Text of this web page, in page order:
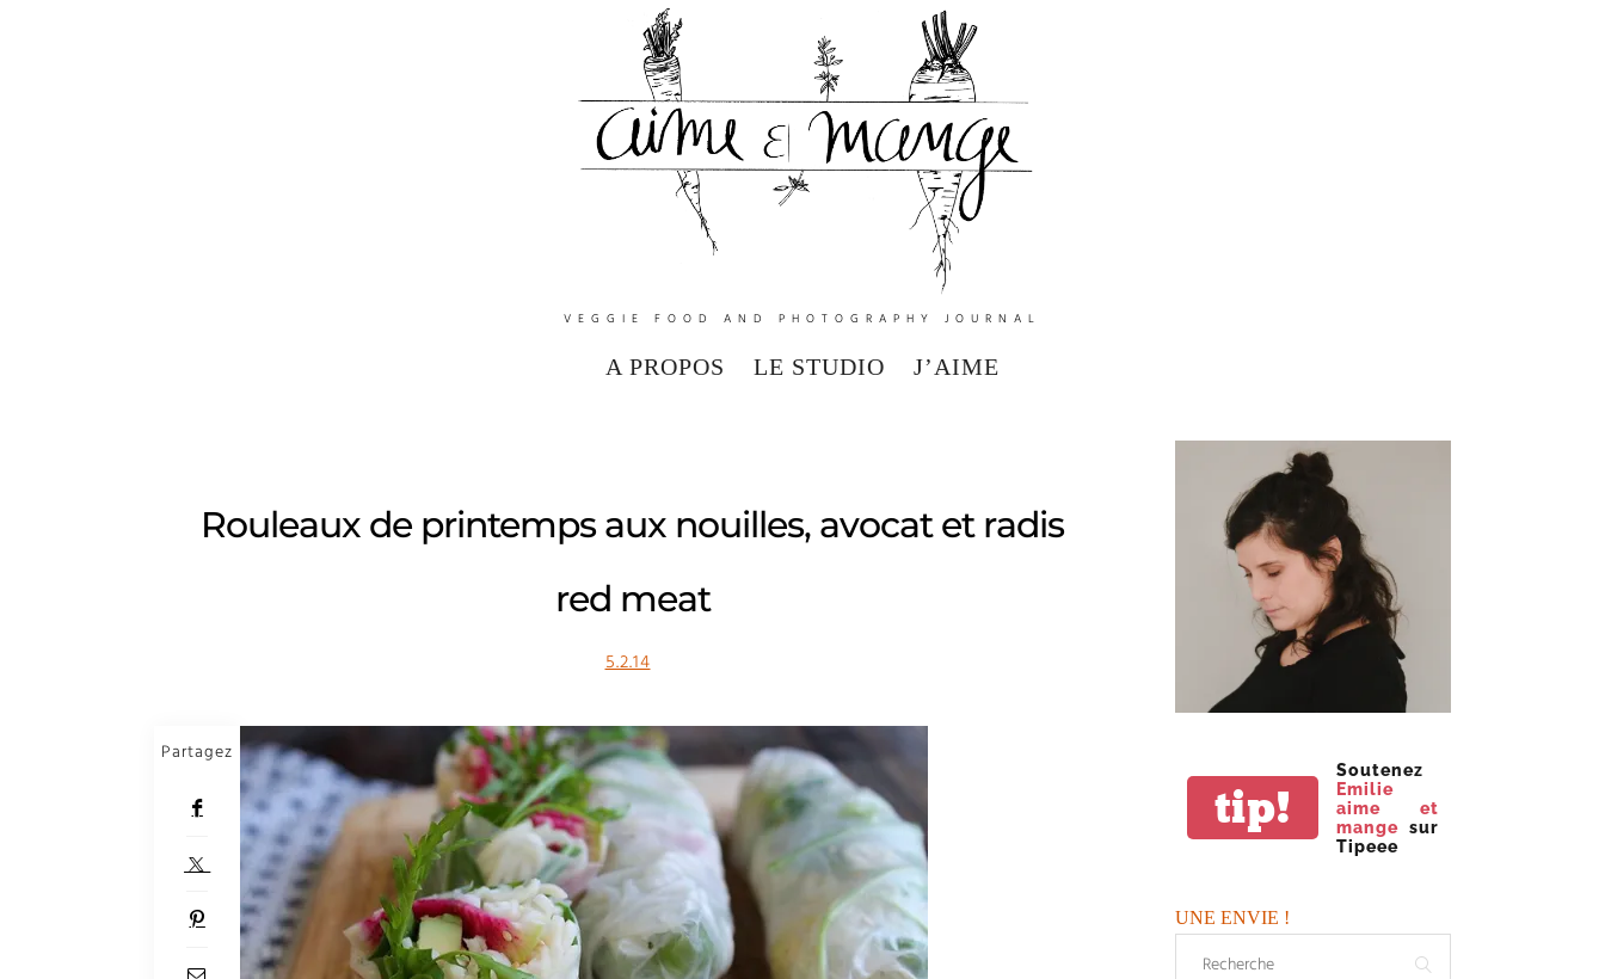
VEGGIE FOOD AND PHOTOGRAPHY JOURNAL
A PROPOS LE STUDIO J’AIME
Rouleaux de printemps aux nouilles, avocat et radis
red meat
5.2.14
Partagez
tip!
Soutenez
Emilie
aime et
mange sur
Tipeee
UNE ENVIE !